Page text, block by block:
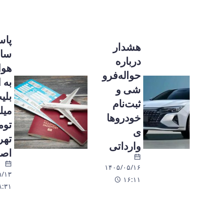
حواله‌فرو
شی و
ثبت‌نام
خودروها
ی
وارداتی
۱۴۰۵/۰۵/۱۶
سازمان
هواپیمایی
به ادعای
بلیت ۲۱
میلیون
تومانی
تهران–
اصفهان
۱۴۰۵/۰۵/۱۳